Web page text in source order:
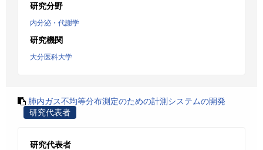
研究分野
内分泌・代謝学
研究機関
大分医科大学
肺内ガス不均等分布測定のための計測システムの開発
研究代表者
研究代表者